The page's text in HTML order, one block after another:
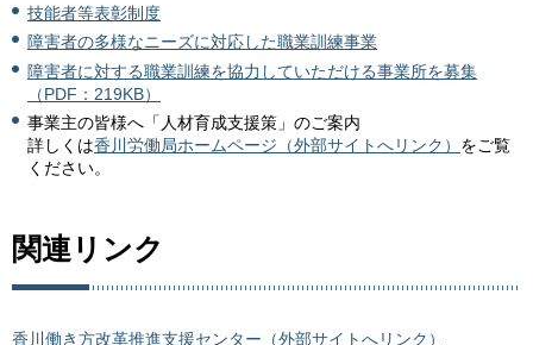
技能者等表彰制度
障害者の多様なニーズに対応した職業訓練事業
障害者に対する職業訓練を協力していただける事業所を募集
（PDF：219KB）
事業主の皆様へ「人材育成支援策」のご案内
詳しくは香川労働局ホームページ（外部サイトへリンク） をご覧
ください。
関連リンク
香川働き方改革推進支援センター（外部サイトへリンク）